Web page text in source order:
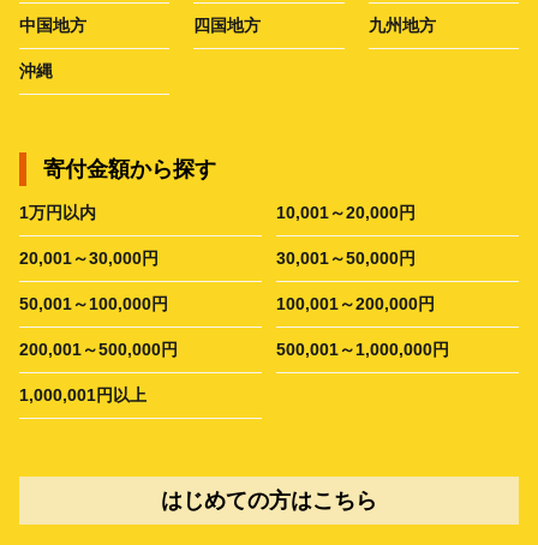
中国地方 四国地方 九州地方
沖縄
寄付金額から探す
1万円以内 10,001～20,000円
20,001～30,000円 30,001～50,000円
50,001～100,000円 100,001～200,000円
200,001～500,000円 500,001～1,000,000円
1,000,001円以上
はじめての方はこちら